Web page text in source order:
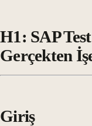
H1: SAP
Gerçekten
Giriş